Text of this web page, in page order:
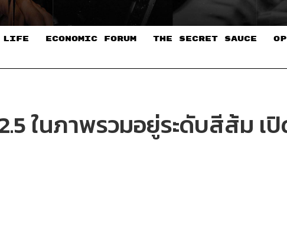
LIFE ECONOMIC FORUM THE SECRET SAUCE​
ในภาพรวมอยู่ระดับสีส้ม เ